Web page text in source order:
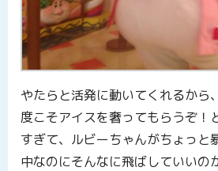
やたらと活発に動いてくれるから
度こそアイスを奢ってもらうぞ！
すぎて、ルビーちゃんがちょっと
中なのにそんなに飛ばしていいの